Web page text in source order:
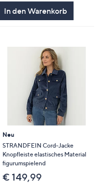
In den Warenkorb
Neu
STRANDFEIN Cord-Jacke
Knopfleiste elastisches Material
figurumspielend
€ 149,99